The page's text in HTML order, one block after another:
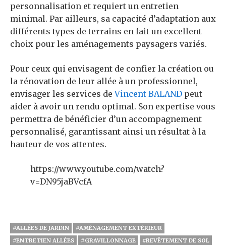
personnalisation et requiert un entretien
minimal. Par ailleurs, sa capacité d’adaptation aux
différents types de terrains en fait un excellent
choix pour les aménagements paysagers variés.
Pour ceux qui envisagent de confier la création ou
la rénovation de leur allée à un professionnel,
envisager les services deVincent BALAND peut
aider à avoir un rendu optimal. Son expertise vous
permettra de bénéficier d’un accompagnement
personnalisé, garantissant ainsi un résultat à la
hauteur de vos attentes.
https://www.youtube.com/watch?
v=DN95jaBVcfA
#ALLÉES DE JARDIN
#AMÉNAGEMENT EXTÉRIEUR
#ENTRETIEN ALLÉES
#GRAVILLONNAGE #REVÊTEMENT DE SOL